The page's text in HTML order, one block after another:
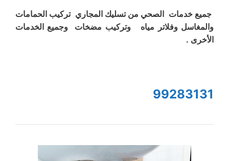
جميع خدمات الصحي من تسليك المجاري تركيب الحمامات
والمغاسل وفلاتر مياه وتركيب مضخات وجميع الخدمات
الأخرى .
99283131